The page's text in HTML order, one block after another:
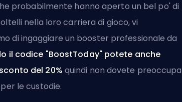
probabilmente hanno aperto un bel po' di
nella loro carriera di gioco, vi
di ingaggiare un booster professionale da
il codice "BoostToday" potete anche
del 20% quindi non dovete
le custodie.